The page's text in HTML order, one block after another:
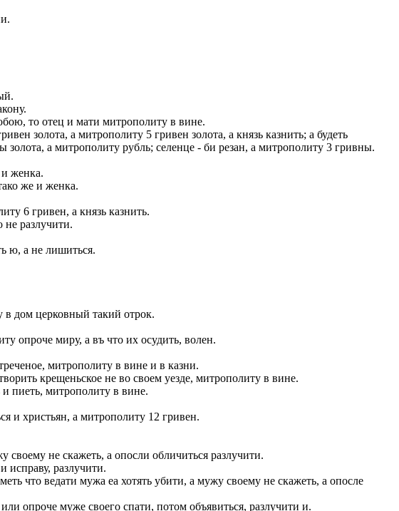
то отец и мати митрополиту в вине.
золота, а митрополиту 5 гривен золота, а князь казнить; а будеть
а митрополиту рубль; селенце - би резан, а митрополиту 3 гривны.
женка.
же и женка.
6 гривен, а князь казнить.
разлучити.
ю, а не лишиться.
в дом церковный такий отрок.
опроче миру, а въ что их осудить, волен.
митрополиту в вине и в казни.
крещеньское не во своем уезде, митрополиту в вине.
пиеть, митрополиту в вине.
и христьян, а митрополиту 12 гривен.
не скажеть, а опосли обличиться разлучити.
разлучити.
что ведати мужа еа хотять убити, а мужу своему не скажеть, а опосле
опроче муже своего спати, потом объявиться, разлучити и.